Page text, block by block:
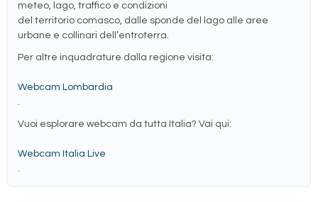
meteo, lago, traffico e condizioni
del territorio comasco, dalle sponde del lago alle aree
urbane e collinari dell’entroterra.
Per altre inquadrature dalla regione visita:
Webcam Lombardia
.
Vuoi esplorare webcam da tutta Italia? Vai qui:
Webcam Italia Live
.